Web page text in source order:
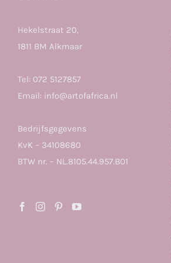
Hekelstraat 20,
1811 BM Alkmaar
Tel: 072 5127857
Email: info@artofafrica.nl
Bedrijfsgegevens
KvK – 34108680
BTW nr. – NL.8105.44.957.B01